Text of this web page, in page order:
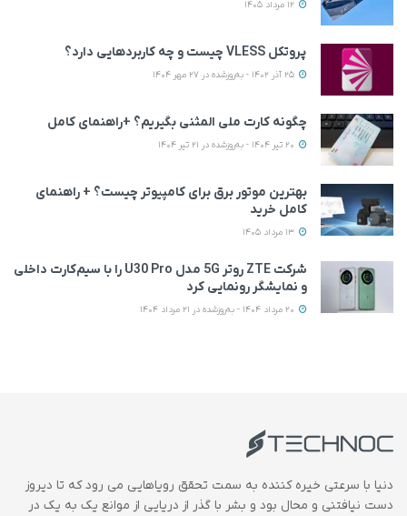
پروتکل VLESS چیست و چه کاربردهایی دارد؟
چگونه کارت ملی المثنی بگیریم؟ +راهنمای کامل
بهترین موتور برق برای کامپیوتر چیست؟ + راهنمای
کامل خرید
شرکت ZTE روتر 5G مدل U30 Pro را با سیم‌کارت داخلی
و نمایشگر رونمایی کرد
دنیا با سرعتی خیره کننده به سمت تحقق رویاهایی می رود که تا دیروز
دست نیافتنی و محال بود و بشر با گذر از دریایی از موانع یک به یک در